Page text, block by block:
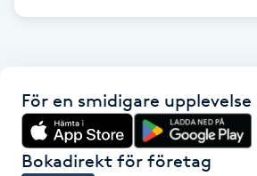
Kinesisk medicin
Kiropraktik
För en smidigare upplevelse
Bokadirekt för företag